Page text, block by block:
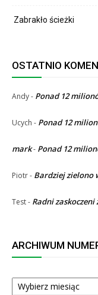
Zabrakło ścieżki
OSTATNIO
Andy- Ponad 12
Ucych - Ponad 12
mark- Ponad 12
Piotr- Bardziej zielono
Test- Radni
ARCHIWUM
ARCHIWUM
NUMERÓW